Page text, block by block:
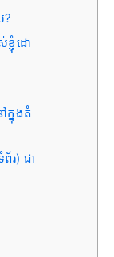
?
ខ្ញុំដោ
ក្នុងតំ
រ) ជា